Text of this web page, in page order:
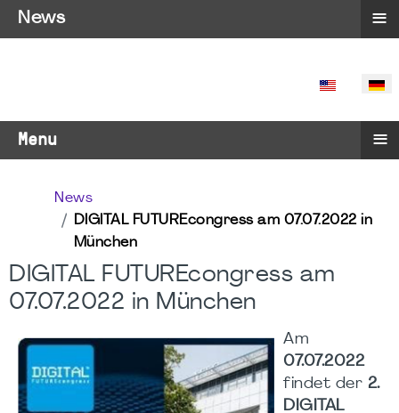
SPRACHE
Menu ≡
News
DIGITAL FUTUREcongress am 07.07.2022 in
München
DIGITAL FUTUREcongress am
07.07.2022 in München
Am
07.07.2022
findet der 2.
DIGITAL
News ≡